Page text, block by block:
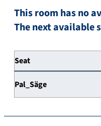
This room has no
The next available
Seat
Pal_Säge